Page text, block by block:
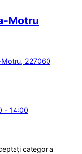
Motru
Motru, 227060
- 14:00
categoria